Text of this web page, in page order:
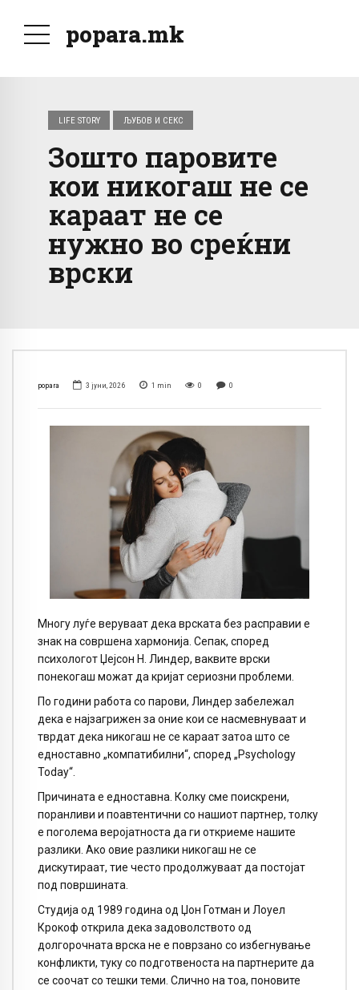
popara.mk
LIFE STORY ЉУБОВ И СЕКС
Зошто паровите
кои никогаш не се
караат не се
нужно во среќни
врски
popara 3 јуни, 2026 1 min 0 0
Многу луѓе веруваат дека врската без расправии е
знак на совршена хармонија. Сепак, според
психологот Џејсон Н. Линдер, ваквите врски
понекогаш можат да кријат сериозни проблеми.
По години работа со парови, Линдер забележал
дека е најзагрижен за оние кои се насмевнуваат и
тврдат дека никогаш не се караат затоа што се
едноставно „компатибилни“, според „Psychology
Today“.
Причината е едноставна. Колку сме поискрени,
поранливи и поавтентични со нашиот партнер, толку
е поголема веројатноста да ги откриеме нашите
разлики. Ако овие разлики никогаш не се
дискутираат, тие често продолжуваат да постојат
под површината.
Студија од 1989 година од Џон Готман и Лоуел
Крокоф открила дека задоволството од
долгорочната врска не е поврзано со избегнување
конфликти, туку со подготвеноста на партнерите да
се соочат со тешки теми. Слично на тоа, поновите